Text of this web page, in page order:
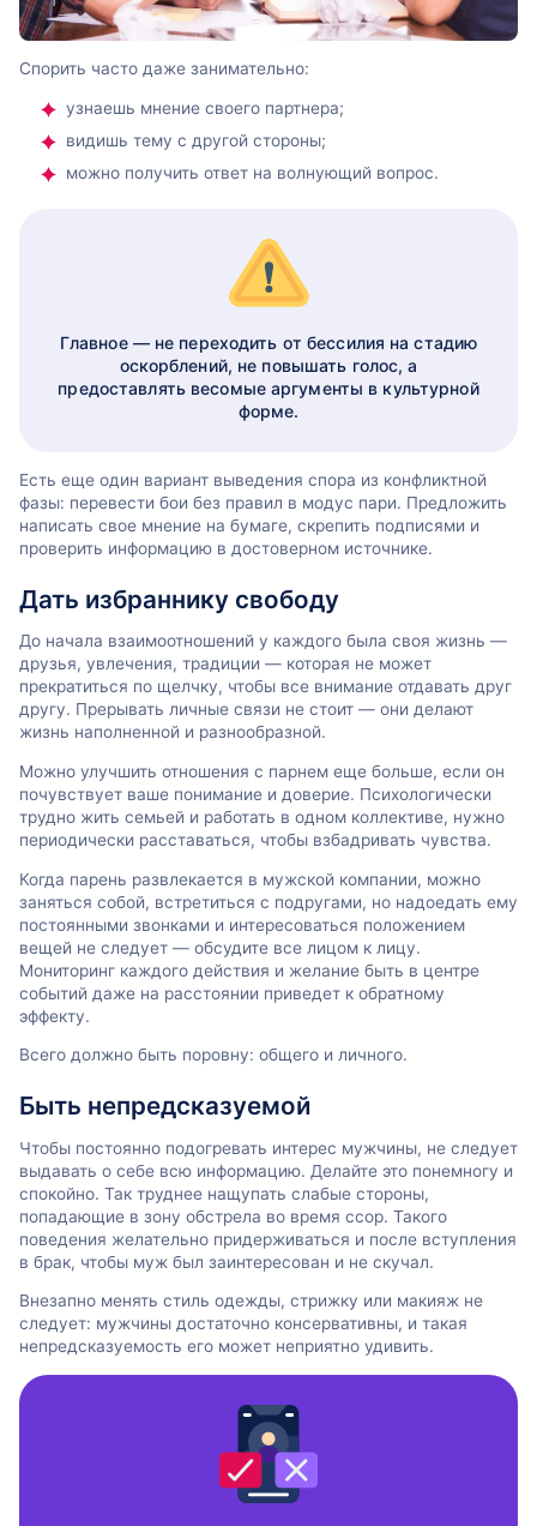
Спорить часто даже занимательно:
узнаешь мнение своего партнера;
видишь тему с другой стороны;
можно получить ответ на волнующий вопрос.
Главное — не переходить от бессилия на стадию
оскорблений, не повышать голос, а
предоставлять весомые аргументы в культурной
форме.
Есть еще один вариант выведения спора из конфликтной
фазы: перевести бои без правил в модус пари. Предложить
написать свое мнение на бумаге, скрепить подписями и
проверить информацию в достоверном источнике.
Дать избраннику свободу
До начала взаимоотношений у каждого была своя жизнь —
друзья, увлечения, традиции — которая не может
прекратиться по щелчку, чтобы все внимание отдавать друг
другу. Прерывать личные связи не стоит — они делают
жизнь наполненной и разнообразной.
Можно улучшить отношения с парнем еще больше, если он
почувствует ваше понимание и доверие. Психологически
трудно жить семьей и работать в одном коллективе, нужно
периодически расставаться, чтобы взбадривать чувства.
Когда парень развлекается в мужской компании, можно
заняться собой, встретиться с подругами, но надоедать ему
постоянными звонками и интересоваться положением
вещей не следует — обсудите все лицом к лицу.
Мониторинг каждого действия и желание быть в центре
событий даже на расстоянии приведет к обратному
эффекту.
Всего должно быть поровну: общего и личного.
Быть непредсказуемой
Чтобы постоянно подогревать интерес мужчины, не следует
выдавать о себе всю информацию. Делайте это понемногу и
спокойно. Так труднее нащупать слабые стороны,
попадающие в зону обстрела во время ссор. Такого
поведения желательно придерживаться и после вступления
в брак, чтобы муж был заинтересован и не скучал.
Внезапно менять стиль одежды, стрижку или макияж не
следует: мужчины достаточно консервативны, и такая
непредсказуемость его может неприятно удивить.